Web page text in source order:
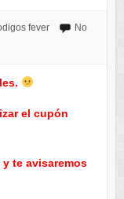
fever
No
el cupón
y te avisaremos